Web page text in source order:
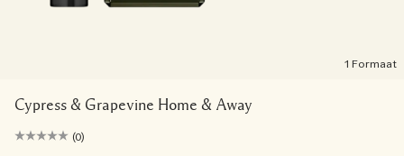
1 Formaat
Cypress & Grapevine Home & Away
(0)